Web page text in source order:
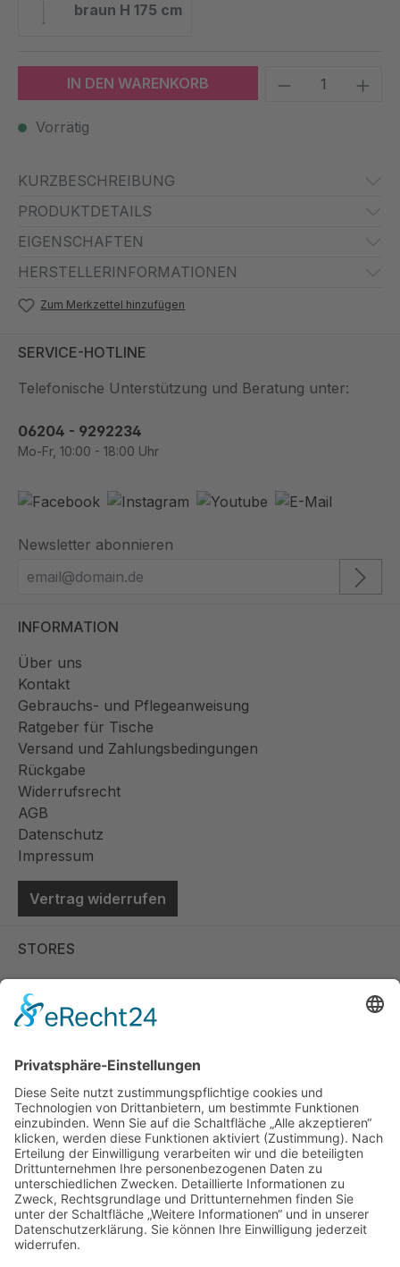
braun H 175 cm
braun H 175 cm
IN DEN WARENKORB Produkt
Vorrätig
KURZBESCHREIBUNG
PRODUKTDETAILS
EIGENSCHAFTEN
HERSTELLERINFORMATIONEN
Zum Merkzettel hinzufügen
SERVICE-HOTLINE
Telefonische Unterstützung und Beratung unter:
06204 - 9292234
Mo-Fr, 10:00 - 18:00 Uhr
Newsletter abonnieren
INFORMATION
Über uns
Kontakt
Gebrauchs- und Pflegeanweisung
Ratgeber für Tische
Versand und Zahlungsbedingungen
Rückgabe
Widerrufsrecht
AGB
Datenschutz
Impressum
Vertrag widerrufen
STORES
Store Viernheim
Store Berlin
Handelspartner Köln
SICHERE BEZAHLUNG
ZUVERLÄSSIGER VERSAND